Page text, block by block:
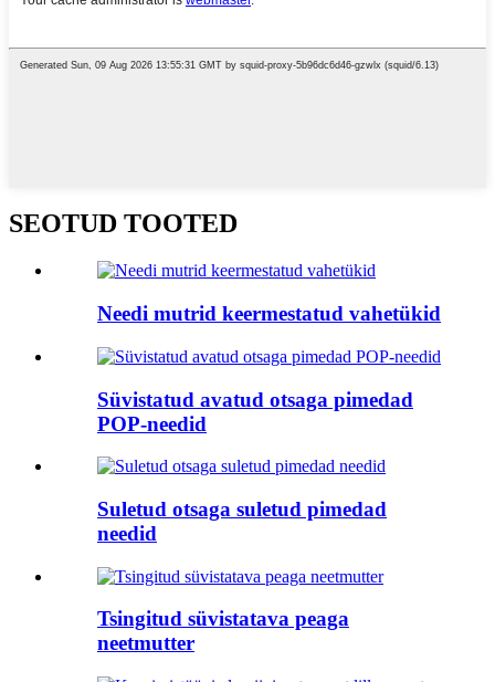
SEOTUD TOOTED
Needi mutrid keermestatud vahetükid
Süvistatud avatud otsaga pimedad
POP-needid
Suletud otsaga suletud pimedad
needid
Tsingitud süvistatava peaga
neetmutter